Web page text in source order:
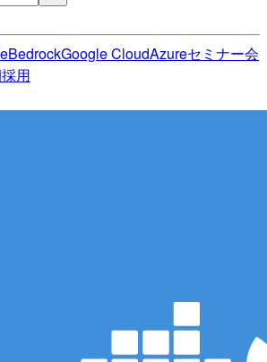
BedrockGoogle CloudAzureセミナー会
採用